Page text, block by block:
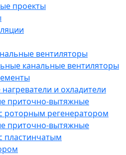
проекты
вентиляторы
канальные вентиляторы
и охладители
приточно-вытяжные
роторным регенератором
приточно-вытяжные
пластинчатым